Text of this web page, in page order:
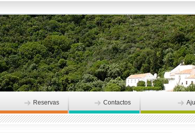
Reservas Contactos